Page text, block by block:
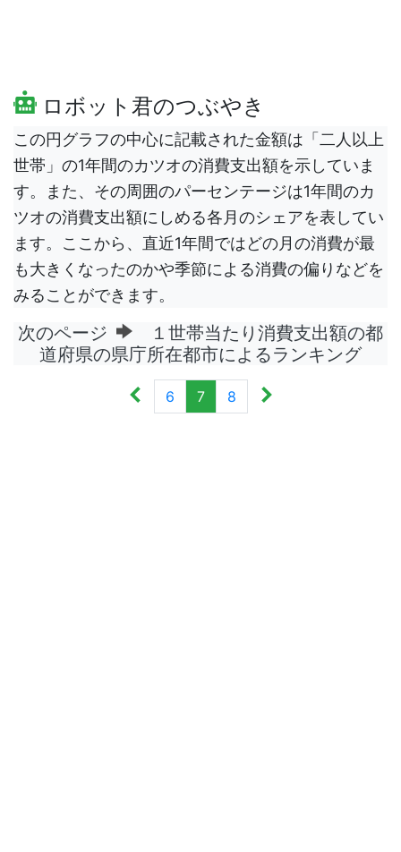
ロボット君のつぶやき
この円グラフの中心に記載された金額は「二人以上
世帯」の1年間のカツオの消費支出額を示していま
す。また、その周囲のパーセンテージは1年間のカ
ツオの消費支出額にしめる各月のシェアを表してい
ます。ここから、直近1年間ではどの月の消費が最
も大きくなったのかや季節による消費の偏りなどを
みることができます。
次のページ
１世帯当たり消費支出額の都
道府県の県庁所在都市によるランキング
6 7 8